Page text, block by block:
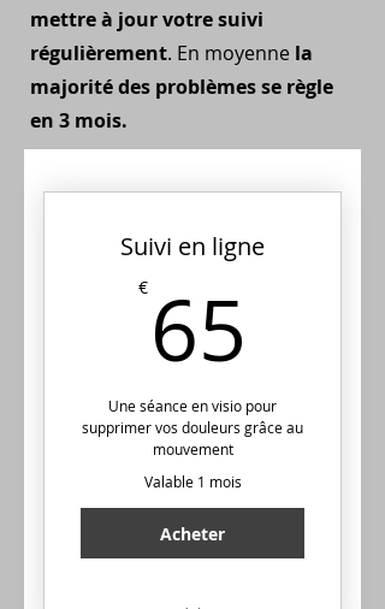
mettre à jour votre suivi
régulièrement. En moyenne la
majorité des problèmes se règle
en 3 mois.
Suivi en ligne
€ 65
Une séance en visio pour
supprimer vos douleurs grâce au
mouvement
Valable 1 mois
Acheter